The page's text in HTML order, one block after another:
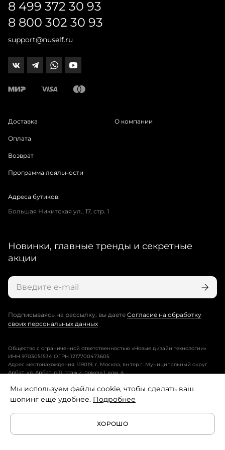
8 499 372 30 93
8 800 302 30 93
support@nuself.ru
Доставка
Оплата
Возврат
Программа лояльности
О компании
Адреса бутиков:
Большая Никитская ул., 17, стр. 1
Новинки, главные тренды и секретные
акции
Подписываясь на рассылку, вы даете Согласие на обработку
своих персональных данных
Общество с ограниченной ответственностью «Новые дизайн технологии»
ИНН 9703051534 ОГРН 1217700473605
Адрес местонахождения: 119019, г. Москва, вн.тер.г. Муниципальный округ
Арбат, ул. Арбат, д.11, этаж 2, помещ.1, ком. 4.
Пользовательское соглашение
Политика конфиденциальности
Условия программы лояльности
Мы используем файлы cookie, чтобы сделать ваш
шопинг еще удобнее. Подробнее
ХОРОШО